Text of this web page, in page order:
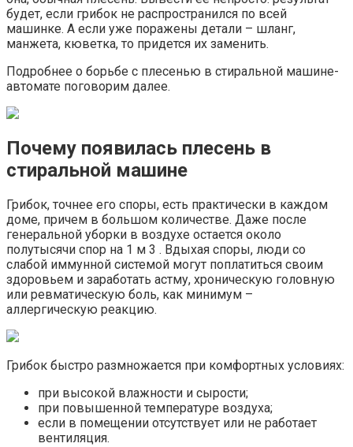
будет, если грибок не распространился по всей
машинке. А если уже поражены детали – шланг,
манжета, кюветка, то придется их заменить.
Подробнее о борьбе с плесенью в стиральной машине-
автомате поговорим далее.
Почему появилась плесень в
стиральной машине
Грибок, точнее его споры, есть практически в каждом
доме, причем в большом количестве. Даже после
генеральной уборки в воздухе остается около
полутысячи спор на 1 м 3 . Вдыхая споры, люди со
слабой иммунной системой могут поплатиться своим
здоровьем и заработать астму, хроническую головную
или ревматическую боль, как минимум –
аллергическую реакцию.
Грибок быстро размножается при комфортных условиях:
при высокой влажности и сырости;
при повышенной температуре воздуха;
если в помещении отсутствует или не работает
вентиляция.